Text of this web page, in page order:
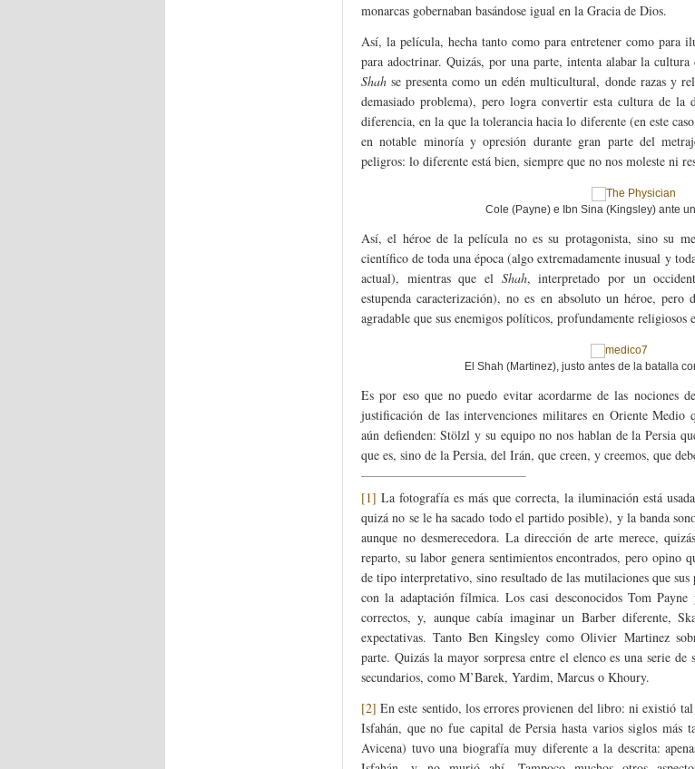
monarcas gobernaban basándose igual en la Gracia de Dios.
Así, la película, hecha tanto como para entretener como para
para adoctrinar. Quizás, por una parte, intenta alabar la
Shah se presenta como un edén multicultural, donde razas y
demasiado problema), pero logra convertir esta cultura de la
diferencia, en la que la tolerancia hacia lo diferente (en este
en notable minoría y opresión durante gran parte del
peligros: lo diferente está bien, siempre que no nos moleste ni
Cole (Payne) e Ibn Sina (Kingsley) ante
Así, el héroe de la película no es su protagonista, sino su
científico de toda una época (algo extremadamente inusual y
actual), mientras que el Shah, interpretado por un
estupenda caracterización), no es en absoluto un héroe, pero
agradable que sus enemigos políticos, profundamente religiosos
El Shah (Martinez), justo antes de la batalla
Es por eso que no puedo evitar acordarme de las nociones
justificación de las intervenciones militares en Oriente Medio
aún defienden: Stölzl y su equipo no nos hablan de la Persia
que es, sino de la Persia, del Irán, que creen, y creemos, que
[1] La fotografía es más que correcta, la iluminación está
quizá no se le ha sacado todo el partido posible), y la banda
aunque no desmerecedora. La dirección de arte merece,
reparto, su labor genera sentimientos encontrados, pero opino
de tipo interpretativo, sino resultado de las mutilaciones que
con la adaptación fílmica. Los casi desconocidos Tom
correctos, y, aunque cabía imaginar un Barber diferente,
expectativas. Tanto Ben Kingsley como Olivier Martinez
parte. Quizás la mayor sorpresa entre el elenco es una serie de
secundarios, como M’Barek, Yardim, Marcus o Khoury.
[2] En este sentido, los errores provienen del libro: ni existió tal
Isfahán, que no fue capital de Persia hasta varios siglos más
Avicena) tuvo una biografía muy diferente a la descrita: